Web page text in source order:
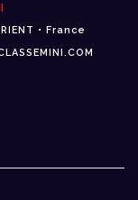
• France